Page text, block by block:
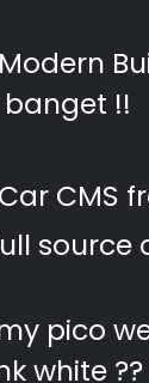
!!
CMS
source
pico
white ??